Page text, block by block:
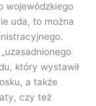
wojewódzkiego
uda, to można
który wystawił
a także
czy też